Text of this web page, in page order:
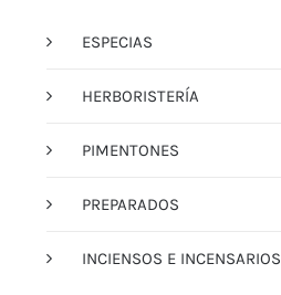
ESPECIAS
HERBORISTERÍA
PIMENTONES
PREPARADOS
INCIENSOS E INCENSARIOS